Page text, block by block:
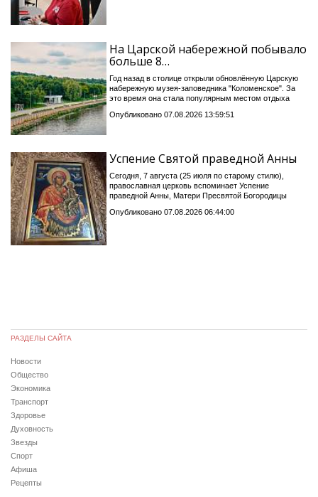
На Царской набережной побывало
больше 8…
Год назад в столице открыли обновлённую Царскую
набережную музея-заповедника "Коломенское". За
это время она стала популярным местом отдыха
Опубликовано 07.08.2026 13:59:51
Успение Святой праведной Анны
Сегодня, 7 августа (25 июля по старому стилю),
православная церковь вспоминает Успение
праведной Анны, Матери Пресвятой Богородицы
Опубликовано 07.08.2026 06:44:00
РАЗДЕЛЫ САЙТА
Новости
Общество
Экономика
Транспорт
Здоровье
Духовность
Звезды
Спорт
Афиша
Рецепты